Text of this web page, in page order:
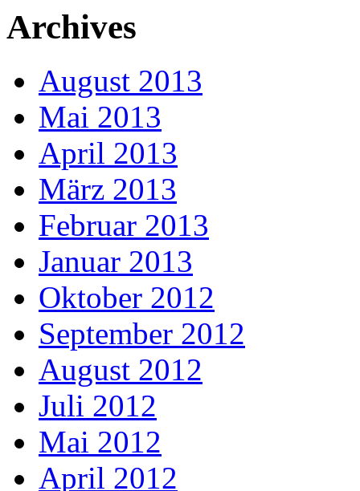
Archives
August 2013
Mai 2013
April 2013
März 2013
Februar 2013
Januar 2013
Oktober 2012
September 2012
August 2012
Juli 2012
Mai 2012
April 2012